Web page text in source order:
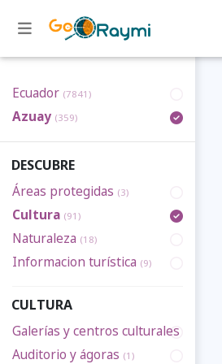
Ecuador (7841)
Azuay (359)
DESCUBRE
Áreas protegidas (3)
Cultura (91)
Naturaleza (18)
Informacion turística (9)
CULTURA
Galerías y centros culturales
Auditorio y ágoras (1)